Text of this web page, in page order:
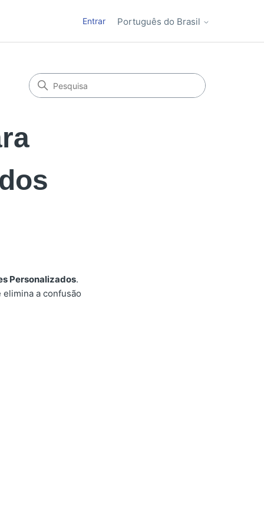
Entrar Português do Brasil
Personalizados.
a confusão